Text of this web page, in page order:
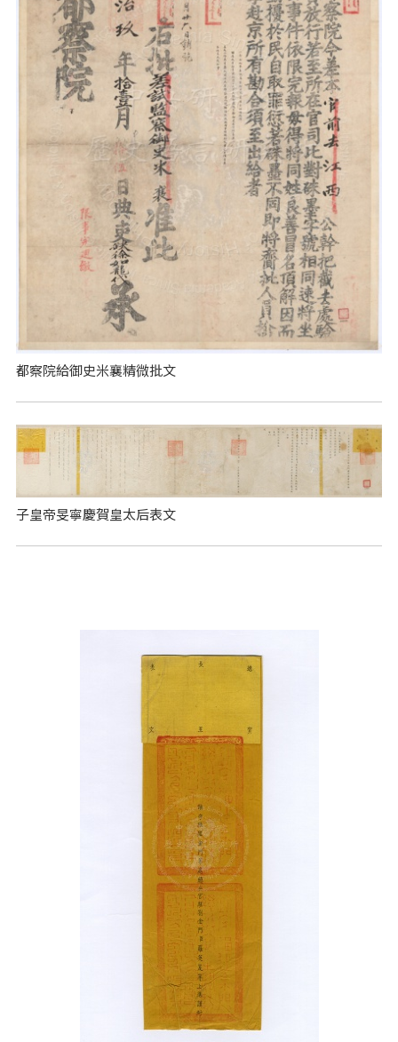
都察院給御史米襄精微批文
子皇帝旻寧慶賀皇太后表文